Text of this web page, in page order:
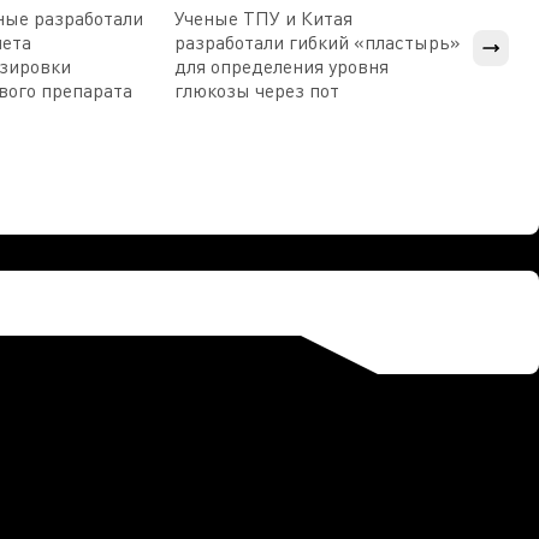
разработали
препарата
Ученые ТПУ и Китая
разработали гибкий «пластырь»
для определения уровня
глюкозы через пот